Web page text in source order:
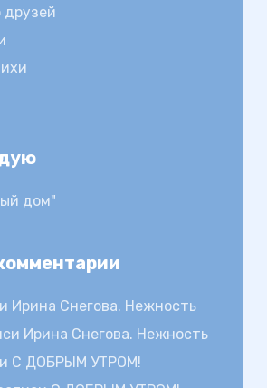
друзей
дом"
Ирина Снегова. Нежность
Ирина Снегова. Нежность
С ДОБРЫМ УТРОМ!